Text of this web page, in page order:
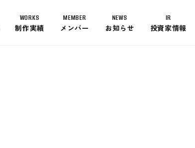
WORKS
制作実績
MEMBER
メンバー
NEWS
お知らせ
IR
投資家情報